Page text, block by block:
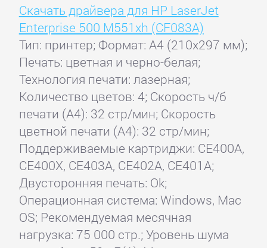
Скачать драйвера для HP LaserJet
Enterprise 500 M551xh (CF083A)
Тип: принтер; Формат: A4 (210x297 мм);
Печать: цветная и черно-белая;
Технология печати: лазерная;
Количество цветов: 4; Скорость ч/б
печати (А4): 32 стр/мин; Скорость
цветной печати (А4): 32 стр/мин;
Поддерживаемые картриджи: CE400A,
CE400X, CE403A, CE402A, CE401A;
Двусторонняя печать: Ok;
Операционная система: Windows, Mac
OS; Рекомендуемая месячная
нагрузка: 75 000 стр.; Уровень шума